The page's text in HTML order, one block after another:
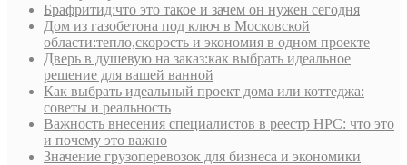
Брафритид:что это такое и зачем он нужен сегодня
Дом из газобетона под ключ в Московской
области:тепло,скорость и экономия в одном проекте
Дверь в душевую на заказ:как выбрать идеальное
решение для вашей ванной
Как выбрать идеальный проект дома или коттеджа:
советы и реальность
Важность внесения специалистов в реестр НРС: что это
и почему это важно
Значение грузоперевозок для бизнеса и экономики